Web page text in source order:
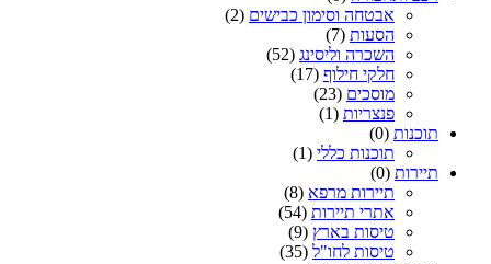
אבטחה וסימון כבישים (2)
הסעות (7)
השכרה וליסינג (52)
חלקי חילוף (17)
מוסכים (23)
פנצריות (1)
תוכנות (0)
תוכנות כללי (1)
תיירות (0)
תיירות מרפא (8)
אתרי תיירות (54)
טיסות בארץ (9)
טיסות לחו"ל (35)